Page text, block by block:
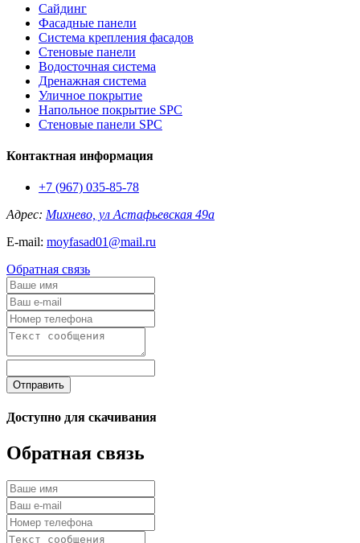
Сайдинг
Фасадные панели
Система крепления фасадов
Стеновые панели
Водосточная система
Дренажная система
Уличное покрытие
Напольное покрытие SPC
Стеновые панели SPC
Контактная информация
+7 (967) 035-85-78
Адрес: Михнево, ул Астафьевская 49а
E-mail: moyfasad01@mail.ru
Обратная связь
Отправить
Доступно для скачивания
Обратная связь